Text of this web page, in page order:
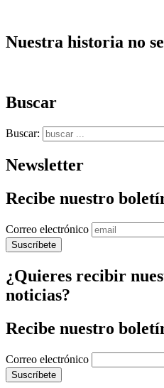
Nuestra historia no
Buscar
Buscar:
Newsletter
Recibe nuestro
Correo electrónico
¿Quieres recibir
noticias?
Recibe nuestro
Correo electrónico